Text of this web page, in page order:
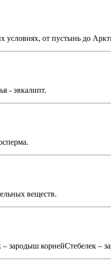
условиях, от пустынь до
- эвкалипт.
веществ.
корнейСтебелек –